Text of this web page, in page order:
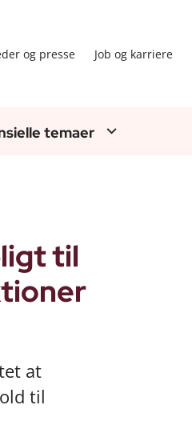
og presse Job og karriere
temaer
til
at
til